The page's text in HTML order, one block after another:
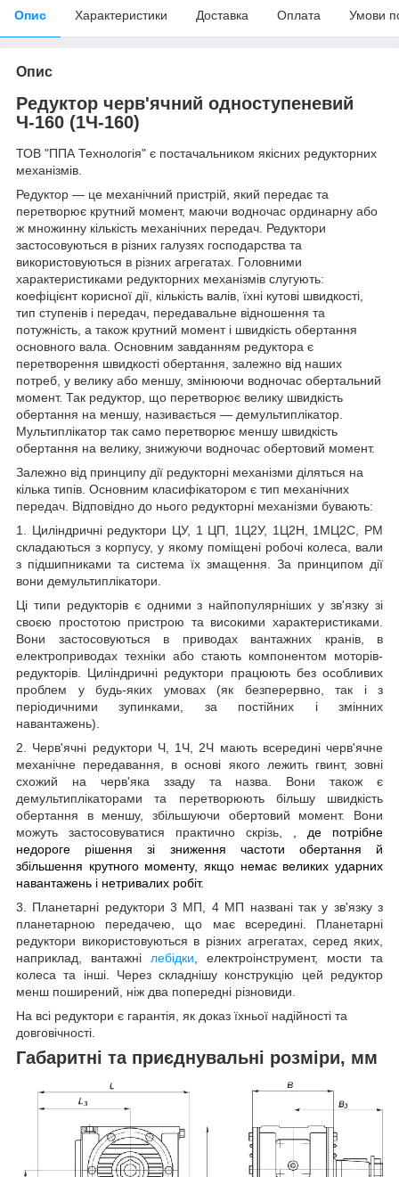
Опис Характеристики Доставка Оплата Умови
Опис
Редуктор черв'ячний одноступеневий
Ч-160 (1Ч-160)
ТОВ "ППА Технологія" є постачальником якісних редукторних
механізмів.
Редуктор — це механічний пристрій, який передає та
перетворює крутний момент, маючи водночас ординарну або
ж множинну кількість механічних передач. Редуктори
застосовуються в різних галузях господарства та
використовуються в різних агрегатах. Головними
характеристиками редукторних механізмів слугують:
коефіцієнт корисної дії, кількість валів, їхні кутові швидкості,
тип ступенів і передач, передавальне відношення та
потужність, а також крутний момент і швидкість обертання
основного вала. Основним завданням редуктора є
перетворення швидкості обертання, залежно від наших
потреб, у велику або меншу, змінюючи водночас обертальний
момент. Так редуктор, що перетворює велику швидкість
обертання на меншу, називається — демультиплікатор.
Мультиплікатор так само перетворює меншу швидкість
обертання на велику, знижуючи водночас обертовий момент.
Залежно від принципу дії редукторні механізми діляться на
кілька типів. Основним класифікатором є тип механічних
передач. Відповідно до нього редукторні механізми бувають:
1. Циліндричні редуктори ЦУ, 1 ЦП, 1Ц2У, 1Ц2Н, 1МЦ2С, РМ
складаються з корпусу, у якому поміщені робочі колеса, вали
з підшипниками та система їх змащення. За принципом дії
вони демультиплікатори.
Ці типи редукторів є одними з найпопулярніших у зв'язку зі
своєю простотою пристрою та високими характеристиками.
Вони застосовуються в приводах вантажних кранів, в
електроприводах техніки або стають компонентом моторів-
редукторів. Циліндричні редуктори працюють без особливих
проблем у будь-яких умовах (як безперервно, так і з
періодичними зупинками, за постійних і змінних
навантажень).
2. Черв'ячні редуктори Ч, 1Ч, 2Ч мають всередині черв'ячне
механічне передавання, в основі якого лежить гвинт, зовні
схожий на черв'яка ззаду та назва. Вони також є
демультиплікаторами та перетворюють більшу швидкість
обертання в меншу, збільшуючи обертовий момент. Вони
можуть застосовуватися практично скрізь, , де потрібне
недороге рішення зі зниження частоти обертання й
збільшення крутного моменту, якщо немає великих ударних
навантажень і нетривалих робіт.
3. Планетарні редуктори 3 МП, 4 МП названі так у зв'язку з
планетарною передачею, що має всередині. Планетарні
редуктори використовуються в різних агрегатах, серед яких,
наприклад, вантажні лебідки, електроінструмент, мости та
колеса та інші. Через складнішу конструкцію цей редуктор
менш поширений, ніж два попередні різновиди.
На всі редуктори є гарантія, як доказ їхньої надійності та
довговічності.
Габаритні та приєднувальні розміри, мм